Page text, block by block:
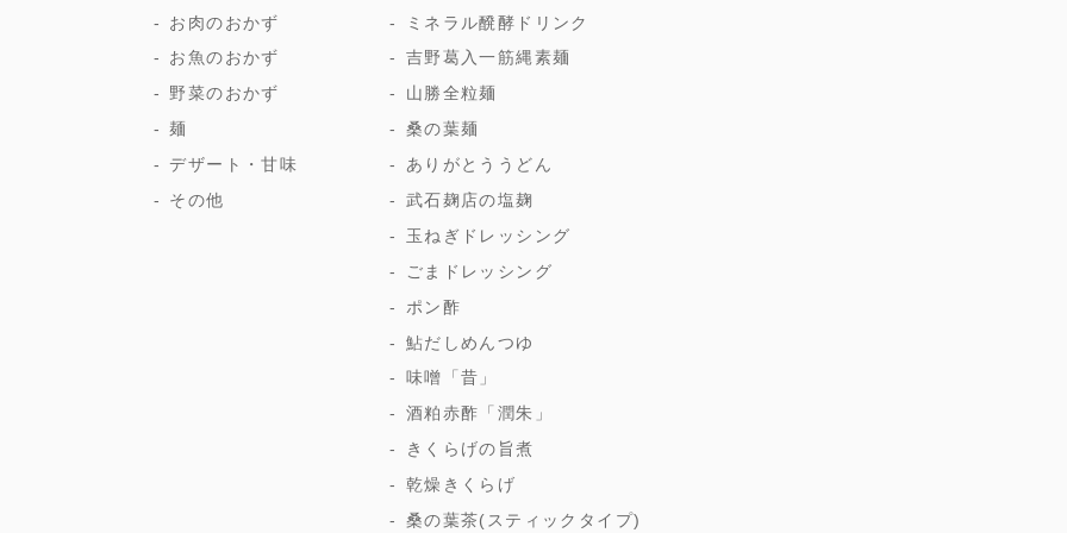
お肉のおかず
お魚のおかず
野菜のおかず
麺
デザート・甘味
その他
ミネラル醗酵ドリンク
吉野葛入一筋縄素麺
山勝全粒麺
桑の葉麺
ありがとううどん
武石麹店の塩麹
玉ねぎドレッシング
ごまドレッシング
ポン酢
鮎だしめんつゆ
味噌「昔」
酒粕赤酢「潤朱」
きくらげの旨煮
乾燥きくらげ
桑の葉茶(スティックタイプ)